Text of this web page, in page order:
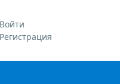
Войти
Регистрация